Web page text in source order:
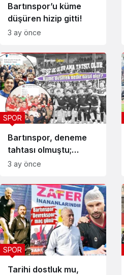
Bartınspor’u küme
düşüren hizip gitti!
3 ay önce
Bartınspor, deneme
tahtası olmuştu;
yüzleştik!
SPOR
3 ay önce
Tarihi dostluk mu,
SPOR